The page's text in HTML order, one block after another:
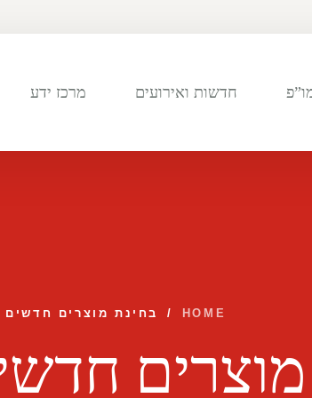
חדשות ואירועים מרכז ידע
HOME
/ בחינת מוצרים חדשים